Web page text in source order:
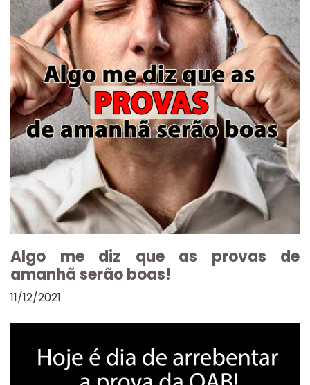
Algo me diz que as provas de
amanhã serão boas!
11/12/2021